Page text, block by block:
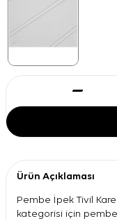
Ürün Açıklaması
Pembe İpek Tivil
kategorisi için